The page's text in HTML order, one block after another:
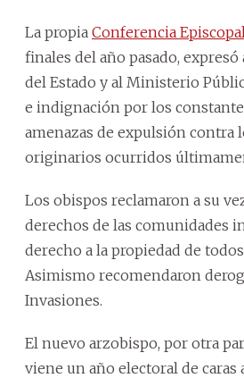
La propia Conferencia
finales del año pasado, expresó
del Estado y al Ministerio
e indignación por los
amenazas de expulsión contra
originarios ocurridos
Los obispos reclamaron a su
derechos de las comunidades
derecho a la propiedad de
Asimismo recomendaron
Invasiones.
El nuevo arzobispo, por otra
viene un año electoral de caras